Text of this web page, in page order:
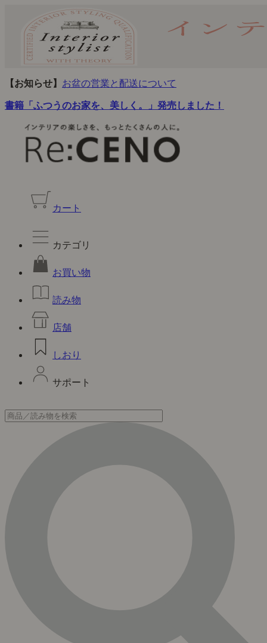
【お知らせ】 お盆の営業と配送について
書籍「ふつうのお家を、美しく。」発売しました！
カート
カテゴリ
お買い物
読み物
店舗
しおり
サポート